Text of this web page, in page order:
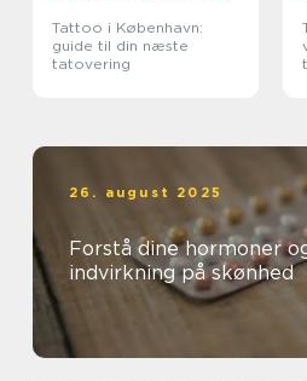
Tattoo i København:
guide til din næste
tatovering
26. august 2025
Forstå dine hormoner
indvirkning på skønhed